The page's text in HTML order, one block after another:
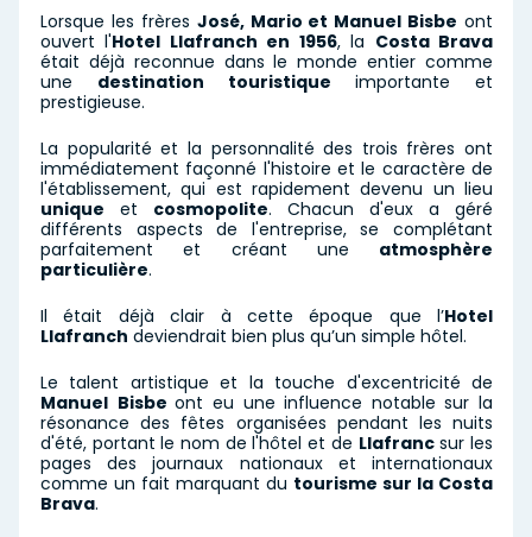
Lorsque les frères José, Mario et Manuel Bisbe ont
ouvert l'Hotel Llafranch en 1956, la Costa Brava
était déjà reconnue dans le monde entier comme
une destination touristique importante et
prestigieuse.
La popularité et la personnalité des trois frères ont
immédiatement façonné l'histoire et le caractère de
l'établissement, qui est rapidement devenu un lieu
unique et cosmopolite. Chacun d'eux a géré
différents aspects de l'entreprise, se complétant
parfaitement et créant une atmosphère
particulière.
Il était déjà clair à cette époque que l’Hotel
Llafranch deviendrait bien plus qu’un simple hôtel.
Le talent artistique et la touche d'excentricité de
Manuel Bisbeont eu une influence notable sur la
résonance des fêtes organisées pendant les nuits
d'été, portant le nom de l'hôtel et de Llafrancsur les
pages des journaux nationaux et internationaux
comme un fait marquant du tourisme sur la Costa
Brava.